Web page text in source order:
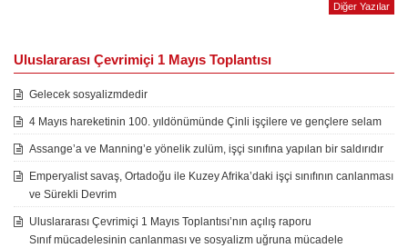
Diğer Yazılar
Uluslararası Çevrimiçi 1 Mayıs Toplantısı
Gelecek sosyalizmdedir
4 Mayıs hareketinin 100. yıldönümünde Çinli işçilere ve gençlere selam
Assange’a ve Manning’e yönelik zulüm, işçi sınıfına yapılan bir saldırıdır
Emperyalist savaş, Ortadoğu ile Kuzey Afrika’daki işçi sınıfının canlanması
ve Sürekli Devrim
Uluslararası Çevrimiçi 1 Mayıs Toplantısı’nın açılış raporu
Sınıf mücadelesinin canlanması ve sosyalizm uğruna mücadele